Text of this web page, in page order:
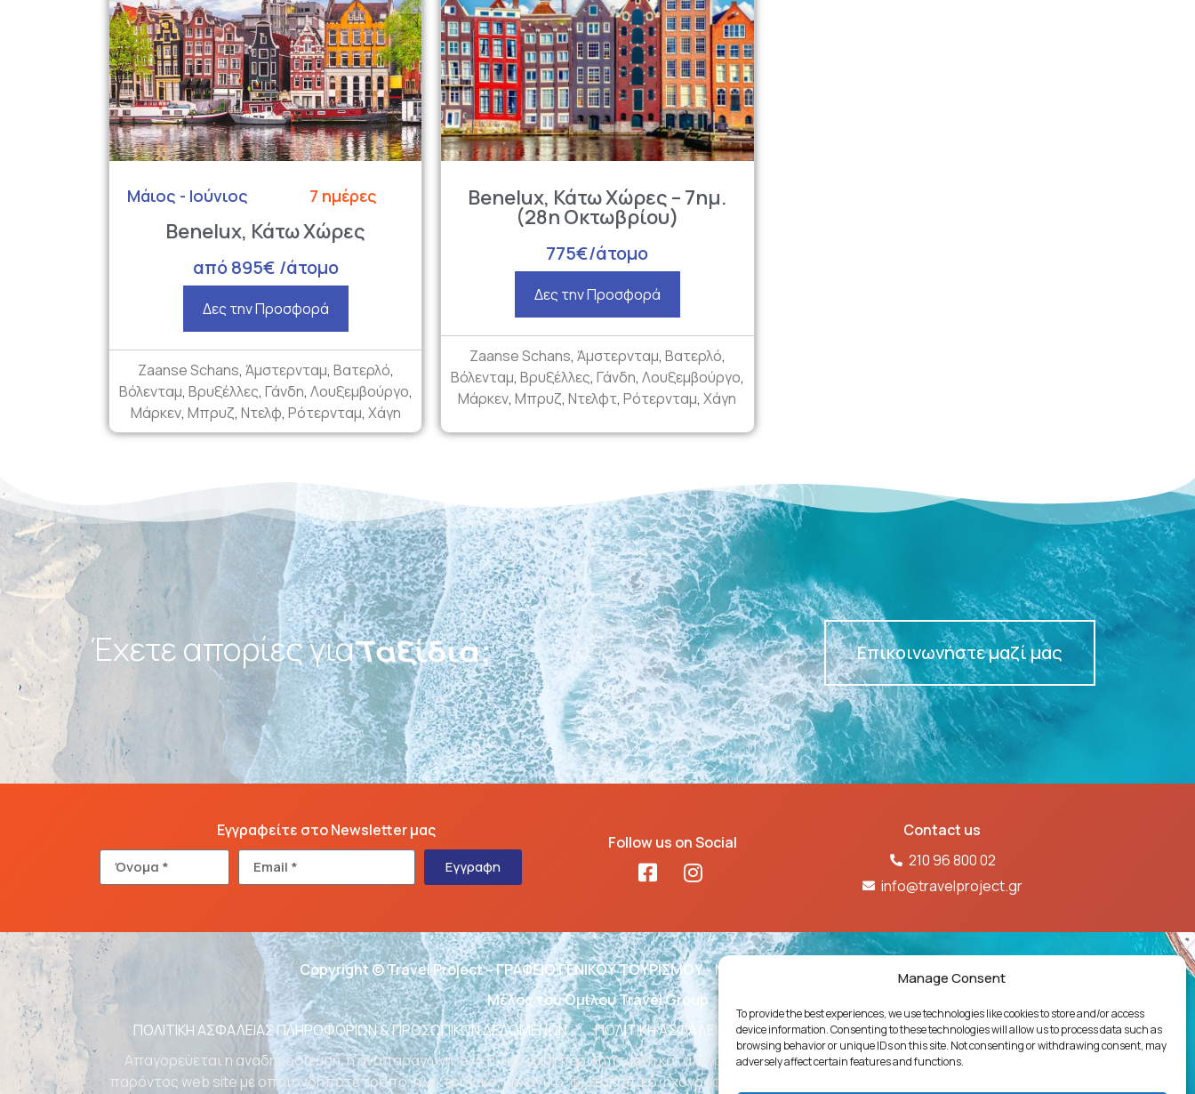
Manage Consent
To provide the best experiences, we use technologies like cookies to store and/or access
device information. Consenting to these technologies will allow us to process data such as
browsing behavior or unique IDs on this site. Not consenting or withdrawing consent, may
adversely affect certain features and functions.
Μάιος - Ιούνιος 7 ημέρες
Benelux, Κάτω Χώρες
από 895€ /άτομο
Δες την Προσφορά
Zaanse Schans, Άμστερνταμ, Βατερλό,
Βόλενταμ, Βρυξέλλες, Γάνδη, Λουξεμβούργο,
Μάρκεν, Μπρυζ, Ντελφ, Ρότερνταμ, Χάγη
Βenelux, Κάτω Χώρες – 7ημ.
(28η Οκτωβρίου)
775€/άτομο
Δες την Προσφορά
Zaanse Schans, Άμστερνταμ, Βατερλό,
Βόλενταμ, Βρυξέλλες, Γάνδη, Λουξεμβούργο,
Μάρκεν,Μπρυζ,Ντελφτ,Ρότερνταμ,Χάγη
Έχετε απορίες γιαΠακέτα; Επικοινωνήστε μαζί μας
Εγγραφείτε στο Newsletter μας
Εγγραφη
Follow us on Social
Contact us
210 96 800 02
info@travelproject.gr
Copyright © Travel Project – ΓΡΑΦΕΙΟ ΓΕΝΙΚΟΥ ΤΟΥΡΙΣΜΟΥ - ΜΗΤΕ: 0261Ε60000718601
Μέλος του Ομίλου Travel Group
ΠΟΛΙΤΙΚΗ ΑΣΦΑΛΕΙΑΣ ΠΛΗΡΟΦΟΡΙΩΝ & ΠΡΟΣΩΠΙΚΩΝ ΔΕΔΟΜΕΝΩΝ
ΠΟΛΙΤΙΚΗ ΑΣΦΑΛΕΙΑΣ ΛΕΙΤΟΥΡΓΙΩΝ
ΔΗΛΩΣΗ ΠΟΛΙΤΙΚΗΣ ΠΟΙΟΤΗΤΑΣ
Απαγορεύεται η αναδημοσίευση, η αναπαραγωγή, ολική, μερική ή περιληπτική ή κατά παράφραση ή διασκευή απόδοση του περιεχομένου του
παρόντος web site με οποιονδήποτε τρόπο, ηλεκτρονικό, μηχανικό, φωτοτυπικό, ηχογράφησης ή άλλο, χωρίς προηγούμενη γραπτή άδεια. Νόμος